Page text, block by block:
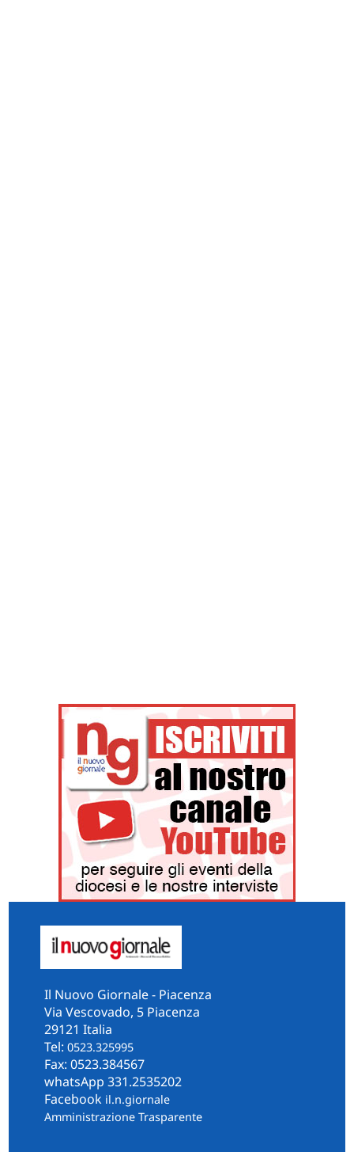
Il Nuovo Giornale - Piacenza
Via Vescovado, 5 Piacenza
29121 Italia
Tel: 0523.325995
Fax: 0523.384567
whatsApp 331.2535202
Facebook il.n.giornale
Amministrazione Trasparente